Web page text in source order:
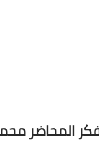
خلال 10 سنوات مضت